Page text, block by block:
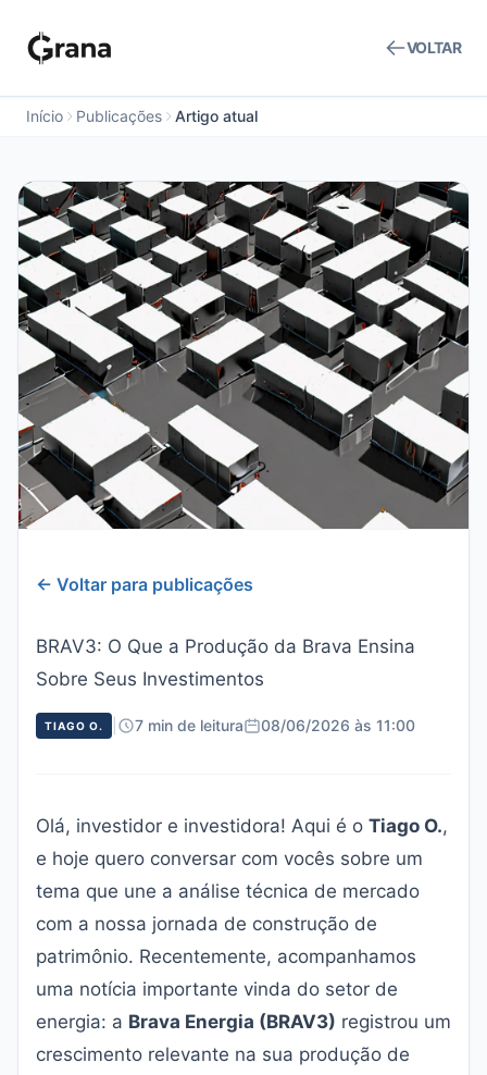
VOLTAR
Início Publicações Artigo atual
← Voltar para publicações
BRAV3: O Que a Produção da Brava Ensina
Sobre Seus Investimentos
TIAGO O. 7 min de leitura 08/06/2026 às 11:00
Olá, investidor e investidora! Aqui é o Tiago O.,
e hoje quero conversar com vocês sobre um
tema que une a análise técnica de mercado
com a nossa jornada de construção de
patrimônio. Recentemente, acompanhamos
uma notícia importante vinda do setor de
energia: a Brava Energia (BRAV3) registrou um
crescimento relevante na sua produção de